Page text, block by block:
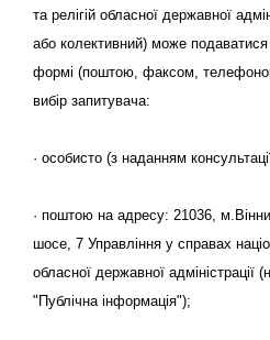
та релігій обласної державної
або колективний) може подаватися
формі (поштою, факсом,
вибір запитувача:
· особисто (з наданням
· поштою на адресу: 21036,
шосе, 7 Управління у справах
обласної державної адміністрації
"Публічна інформація");